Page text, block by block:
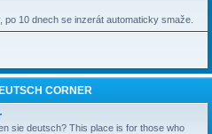
po 10 dnech se inzerát automaticky smaže.
CORNER
sie deutsch? This place is for those who